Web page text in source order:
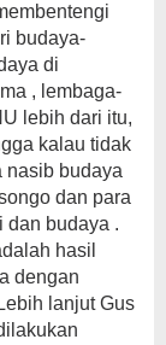
budaya-
di
, lembaga-
lebih dari itu,
kalau tidak
nasib budaya
dan para
dan budaya .
hasil
dengan
lanjut Gus